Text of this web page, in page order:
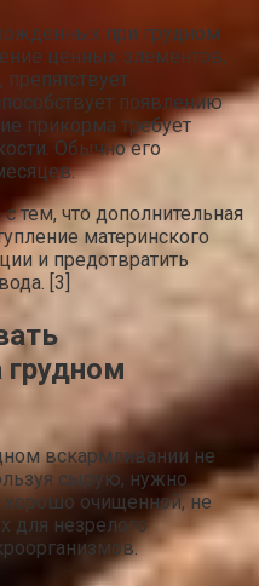
при грудном
ценных элементов,
появлению
прикорма требует
Обычно его
тем, что дополнительная
материнского
и предотвратить
[3]
вскармливании не
сырую, нужно
хорошо очищенной, не
для незрелого